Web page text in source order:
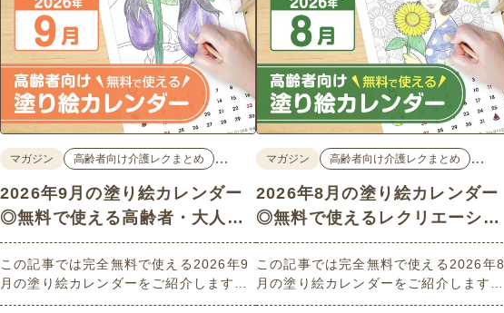
マガジン 高齢者向け介護レクまとめ …
2026年9月の塗り絵カレンダー
◎無料で使える高齢者・大人向
け素材
この記事では完全無料で使える2026年9
月の塗り絵カレンダーをご紹介します。
人気で定番のお花モチーフのイラストや
マガジン 高齢者向け介護レクまとめ …
2026年8月の塗り絵カレンダー
◎無料で使えるレクリエーショ
ン素材
この記事では完全無料で使える2026年8
月の塗り絵カレンダーをご紹介します。
人気で定番のお花モチーフのイラストや